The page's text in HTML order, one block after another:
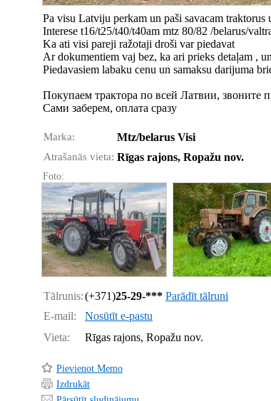
Pa visu Latviju perkam un paši savacam traktorus
Interese t16/t25/t40/t40am mtz 80/82 /belarus/
Ka ati visi pareji ražotaji droši var piedavat
Ar dokumentiem vaj bez, ka ari prieks detaļam ,
Piedavasiem labaku cenu un samaksu darijuma
Покупаем трактора по всей Латвии, звоните
Сами заберем, оплата сразу
Marka: Mtz/belarus Visi
Atrašanās vieta: Rīgas rajons, Ropažu nov.
Foto:
Tālrunis:(+371)25-29-*** Parādīt tālruni
E-mail:
Nosūtīt e-pastu
Vieta:
Rīgas rajons, Ropažu nov.
Pievienot Memo
Izdrukāt